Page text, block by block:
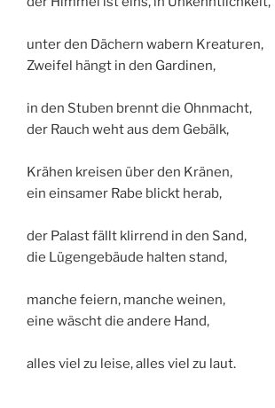
unter den Dächern wabern Kreaturen,
Zweifel hängt in den Gardinen,
in den Stuben brennt die Ohnmacht,
der Rauch weht aus dem Gebälk,
Krähen kreisen über den Kränen,
ein einsamer Rabe blickt herab,
der Palast fällt klirrend in den Sand,
die Lügengebäude halten stand,
manche feiern, manche weinen,
eine wäscht die andere Hand,
alles viel zu leise, alles viel zu laut.